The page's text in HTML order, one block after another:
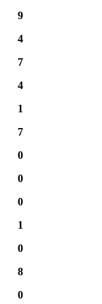
9
4
7
4
1
7
0
0
0
1
0
8
0